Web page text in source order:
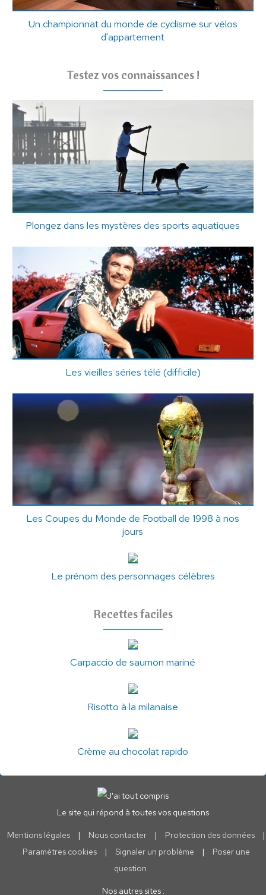
Un championnat du monde de cyclisme sur vélos
d'appartement
Testez vos connaissances !
Plongez dans les mystères des sports aquatiques
Les vieilles séries télé (difficile)
Les Coupes du Monde de Football de 1998 à nos
jours
Le prénom des personnages célèbres
Recettes faciles
Carpaccio de saumon mariné
Risotto à la milanaise
Crème au chocolat rapido
Le site qui répond à toutes vos questions
Mentions légales | Nous contacter | Protection des données
|
Paramètres cookies
| Signaler un problème |
Poser une
question
Nos autres sites :